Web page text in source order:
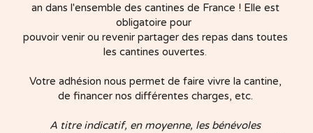
an dans l'ensemble des cantines de France ! Elle est
obligatoire pour
pouvoir venir ou revenir partager des repas dans toutes
les cantines ouvertes.
Votre adhésion nous permet de faire vivre la cantine,
de financer nos différentes charges, etc.
A titre indicatif, en moyenne, les bénévoles